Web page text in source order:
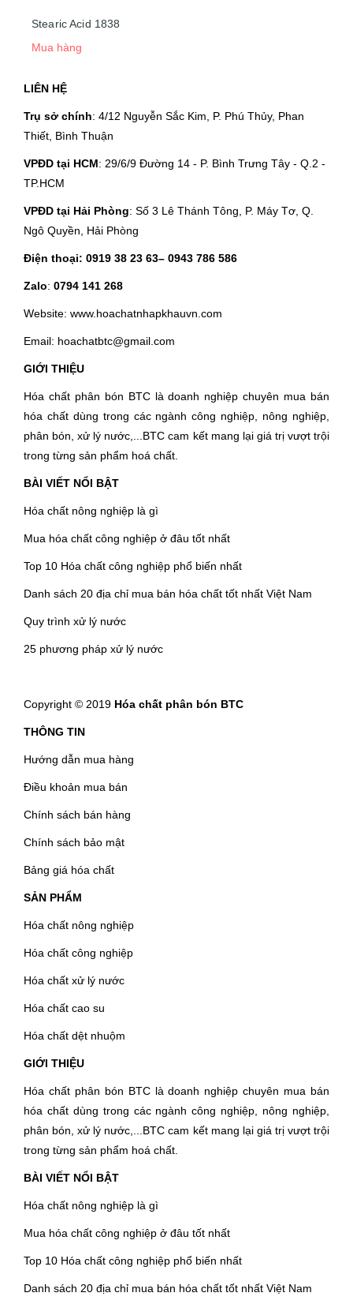
Stearic Acid 1838
Mua hàng
LIÊN HỆ
Trụ sở chính: 4/12 Nguyễn Sắc Kim, P. Phú Thủy, Phan
Thiết, Bình Thuận
VPĐD tại HCM: 29/6/9 Đường 14 - P. Bình Trưng Tây - Q.2 -
TP.HCM
VPĐD tại Hải Phòng: Số 3 Lê Thánh Tông, P. Máy Tơ, Q.
Ngô Quyền, Hải Phòng
Điện thoại: 0919 38 23 63– 0943 786 586
Zalo: 0794 141 268
Website: www.hoachatnhapkhauvn.com
Email: hoachatbtc@gmail.com
GIỚI THIỆU
Hóa chất phân bón BTC là doanh nghiệp chuyên mua bán
hóa chất dùng trong các ngành công nghiệp, nông nghiệp,
phân bón, xử lý nước,...BTC cam kết mang lại giá trị vượt trội
trong từng sản phẩm hoá chất.
BÀI VIẾT NỔI BẬT
Hóa chất nông nghiệp là gì
Mua hóa chất công nghiệp ở đâu tốt nhất
Top 10 Hóa chất công nghiệp phổ biến nhất
Danh sách 20 địa chỉ mua bán hóa chất tốt nhất Việt Nam
Quy trình xử lý nước
25 phương pháp xử lý nước
Copyright © 2019 Hóa chất phân bón BTC
THÔNG TIN
Hướng dẫn mua hàng
Điều khoản mua bán
Chính sách bán hàng
Chính sách bảo mật
Bảng giá hóa chất
SẢN PHẨM
Hóa chất nông nghiệp
Hóa chất công nghiệp
Hóa chất xử lý nước
Hóa chất cao su
Hóa chất dệt nhuộm
GIỚI THIỆU
Hóa chất phân bón BTC là doanh nghiệp chuyên mua bán
hóa chất dùng trong các ngành công nghiệp, nông nghiệp,
phân bón, xử lý nước,...BTC cam kết mang lại giá trị vượt trội
trong từng sản phẩm hoá chất.
BÀI VIẾT NỔI BẬT
Hóa chất nông nghiệp là gì
Mua hóa chất công nghiệp ở đâu tốt nhất
Top 10 Hóa chất công nghiệp phổ biến nhất
Danh sách 20 địa chỉ mua bán hóa chất tốt nhất Việt Nam